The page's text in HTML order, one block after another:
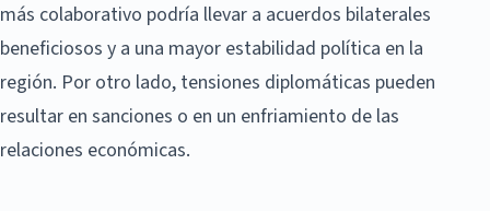
más colaborativo podría llevar a acuerdos bilaterales
beneficiosos y a una mayor estabilidad política en la
región. Por otro lado, tensiones diplomáticas pueden
resultar en sanciones o en un enfriamiento de las
relaciones económicas.